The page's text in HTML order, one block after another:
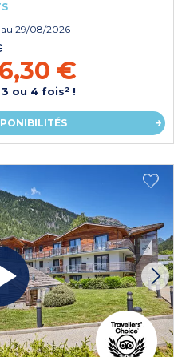
au 29/08/2026
€
ou 4 fois² !